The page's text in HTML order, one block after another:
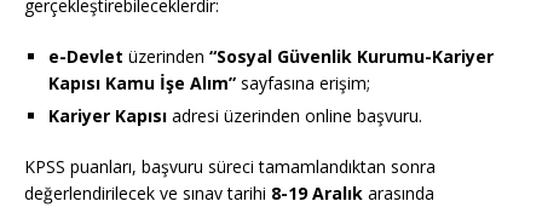
gerçekleştirebileceklerdir:
e-Devlet üzerinden “Sosyal Güvenlik Kurumu-Kariyer
Kapısı Kamu İşe Alım” sayfasına erişim;
Kariyer Kapısı adresi üzerinden online başvuru.
KPSS puanları, başvuru süreci tamamlandıktan sonra
değerlendirilecek ve sınav tarihi 8-19 Aralık arasında